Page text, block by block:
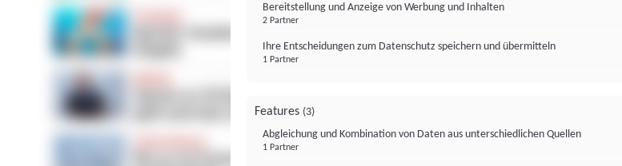
Bereitstellung und Anzeige von Werbung und Inhalten
2 Partner
Ihre Entscheidungen zum Datenschutz speichern und übermitteln
1 Partner
Features (3)
Abgleichung und Kombination von Daten aus unterschiedlichen Quellen
1 Partner